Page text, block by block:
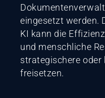
eingesetzt werden.
KI kann die
und menschliche
strategischere oder
freisetzen.